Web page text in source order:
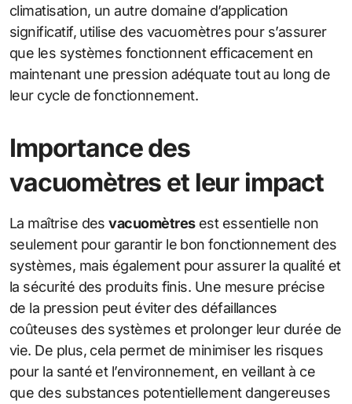
climatisation, un autre domaine d’application
significatif, utilise des vacuomètres pour s’assurer
que les systèmes fonctionnent efficacement en
maintenant une pression adéquate tout au long de
leur cycle de fonctionnement.
Importance des
vacuomètres et leur impact
La maîtrise desvacuomètresest essentielle non
seulement pour garantir le bon fonctionnement des
systèmes, mais également pour assurer la qualité et
la sécurité des produits finis. Une mesure précise
de la pression peut éviter des défaillances
coûteuses des systèmes et prolonger leur durée de
vie. De plus, cela permet de minimiser les risques
pour la santé et l’environnement, en veillant à ce
que des substances potentiellement dangereuses